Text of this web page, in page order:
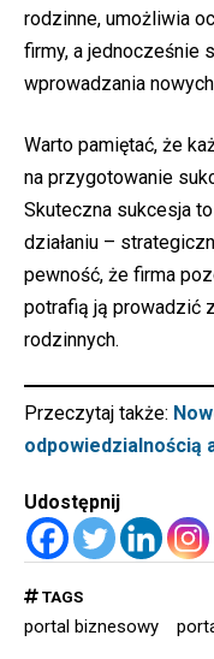
rodzinne, umożliwia
firmy, a jednocześnie
wprowadzania
Warto pamiętać, że
na przygotowanie
Skuteczna sukcesja
działaniu –
pewność, że firma
potrafią ją prowadzić
rodzinnych.
Przeczytaj także:
odpowiedzialnością
Udostępnij
TAGS
portal biznesowy